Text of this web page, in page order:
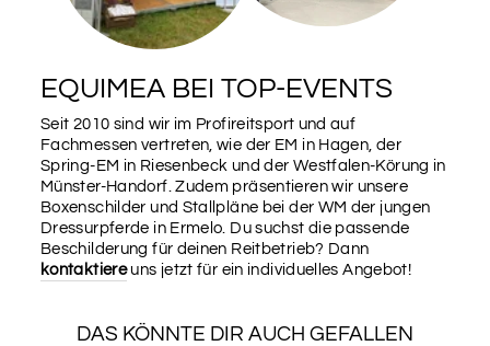
DE123456789012) einträgst, ziehen wir uns alle Daten,
bis auf das Geburtsdatum, aus der FN Datenbank
das Eintragen der restlichen Daten.
Lebensnummer (z.B. DE123456789012)
Name des Pferdes
EQUIMEA BEI TOP-EVENTS
Seit 2010 sind wir im Profireitsport und auf
Fachmessen vertreten, wie der EM in Hagen, der
Spring-EM in Riesenbeck und der Westfalen-Körung in
Münster-Handorf. Zudem präsentieren wir unsere
Boxenschilder und Stallpläne bei der WM der jungen
Dressurpferde in Ermelo. Du suchst die passende
Beschilderung für deinen Reitbetrieb? Dann
kontaktiere uns jetzt für ein individuelles Angebot!
DAS KÖNNTE DIR AUCH GEFALLEN